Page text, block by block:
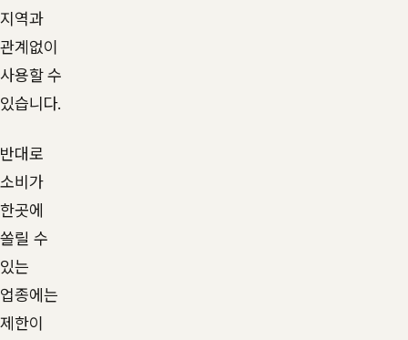
지역과
관계없이
사용할 수
있습니다.
반대로
소비가
한곳에
쏠릴 수
있는
업종에는
제한이